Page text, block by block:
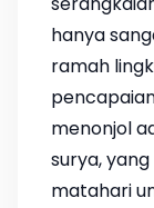
hanya
ramah
menonjol
surya,
matahari